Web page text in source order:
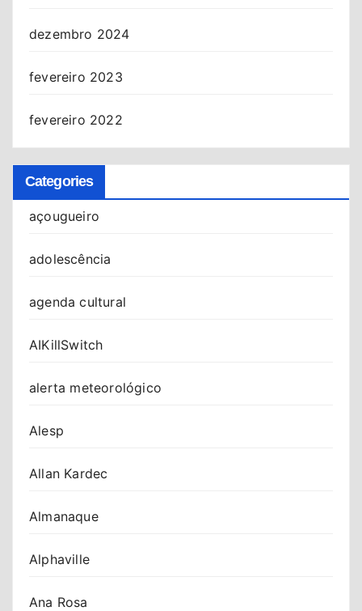
dezembro 2024
fevereiro 2023
fevereiro 2022
Categories
açougueiro
adolescência
agenda cultural
AIKillSwitch
alerta meteorológico
Alesp
Allan Kardec
Almanaque
Alphaville
Ana Rosa